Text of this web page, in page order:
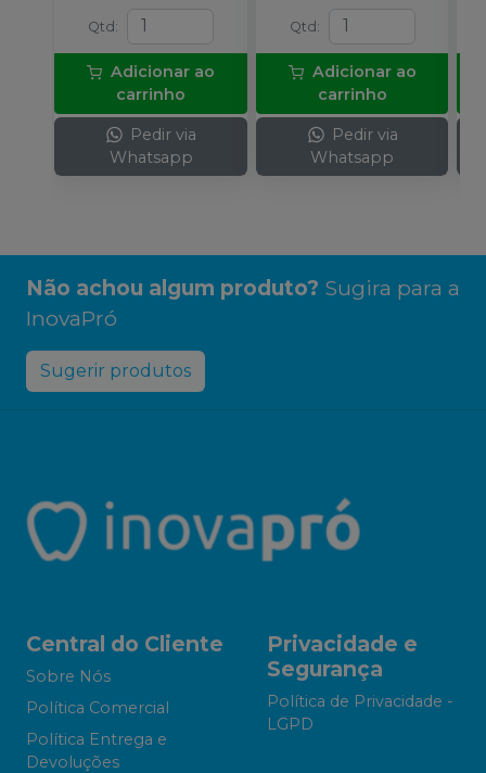
Qtd :
Adicionar ao
carrinho
Pedir via
Whatsapp
Qtd :
Adicionar ao
carrinho
Pedir via
Whatsapp
Não achou algum produto? Sugira para a
InovaPró
Sugerir produtos
Central do Cliente
Sobre Nós
Política Comercial
Política Entrega e
Devoluções
Privacidade e
Segurança
Política de Privacidade -
LGPD